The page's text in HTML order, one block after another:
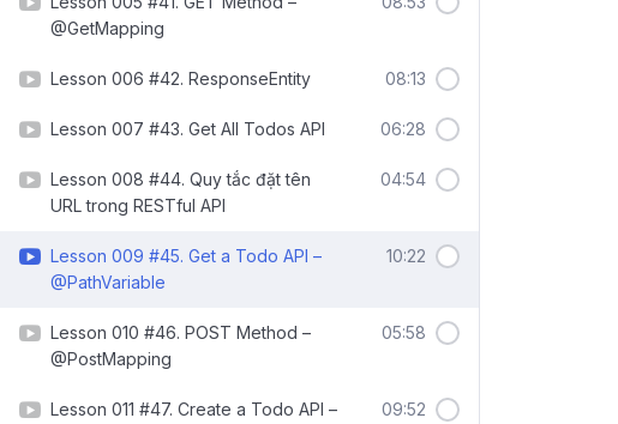
@GetMapping
Lesson 006 #42. ResponseEntity 08:13
Lesson 007 #43. Get All Todos API 06:28
Lesson 008 #44. Quy tắc đặt tên
URL trong RESTful API
04:54
Lesson 009 #45. Get a Todo API –
@PathVariable
10:22
Lesson 010 #46. POST Method –
@PostMapping
05:58
Lesson 011 #47. Create a Todo API –
09:52